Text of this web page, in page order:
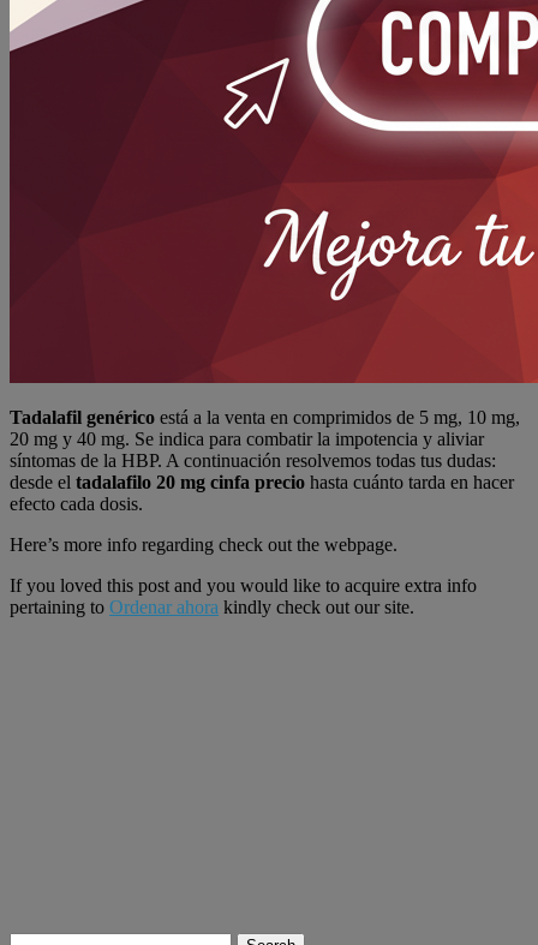
Tadalafil genérico está a la venta en comprimidos de 5 mg, 10 mg,
20 mg y 40 mg. Se indica para combatir la impotencia y aliviar
síntomas de la HBP. A continuación resolvemos todas tus dudas:
desde el tadalafilo 20 mg cinfa precio hasta cuánto tarda en hacer
efecto cada dosis.
Here’s more info regarding check out the webpage.
If you loved this post and you would like to acquire extra info
pertaining to Ordenar ahora kindly check out our site.